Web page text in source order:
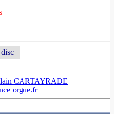
disc
CARTAYRADE
orgue.fr